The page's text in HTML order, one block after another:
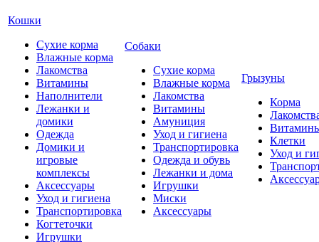
Кошки
Сухие корма
Влажные корма
Лакомства
Витамины
Наполнители
Лежанки и
домики
Одежда
Домики и
игровые
комплексы
Аксессуары
Уход и гигиена
Транспортировка
Когтеточки
Игрушки
Собаки
Сухие корма
Влажные корма
Лакомства
Витамины
Амуниция
Уход и гигиена
Транспортировка
Одежда и обувь
Лежанки и дома
Игрушки
Миски
Аксессуары
Грызуны
Корма
Клетки
Уход и